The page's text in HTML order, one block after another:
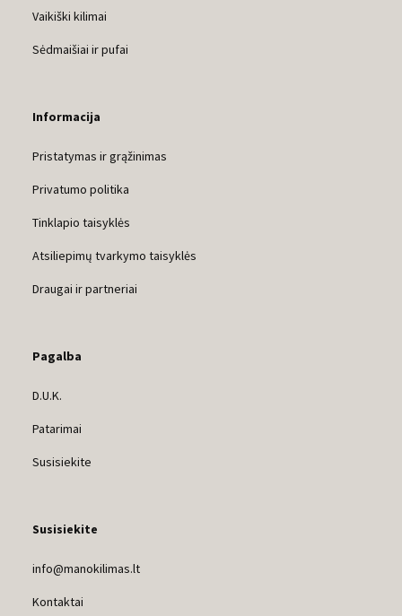
Vaikiški kilimai
Sėdmaišiai ir pufai
Informacija
Pristatymas ir grąžinimas
Privatumo politika
Tinklapio taisyklės
Atsiliepimų tvarkymo taisyklės
Draugai ir partneriai
Pagalba
D.U.K.
Patarimai
Susisiekite
Susisiekite
info@manokilimas.lt
Kontaktai